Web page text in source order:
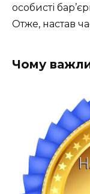
особисті
Отже, настав
Чому